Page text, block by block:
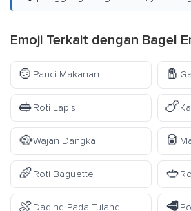
Emoji Terkait dengan Bagel
🍲 Panci Makanan 🧂
🥪Roti Lapis 🍗
🥘Wajan Dangkal 🥫
🥖Roti Baguette 🥙
🍖Daging Pada Tulang 🥩